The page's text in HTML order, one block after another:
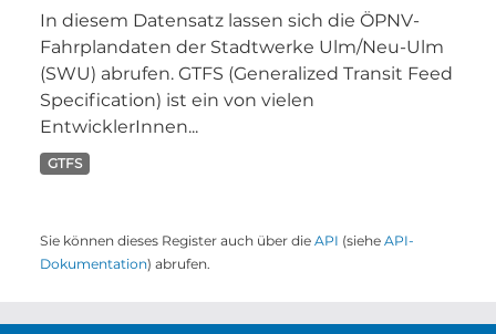
In diesem Datensatz lassen sich die ÖPNV-
Fahrplandaten der Stadtwerke Ulm/Neu-Ulm
(SWU) abrufen. GTFS (Generalized Transit Feed
Specification) ist ein von vielen
EntwicklerInnen...
GTFS
Sie können dieses Register auch über die API (siehe API-
Dokumentation) abrufen.